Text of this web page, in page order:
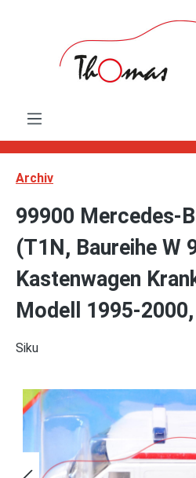
Archiv
99900 Mercedes-
(T1N, Baureihe W
Kastenwagen
Modell 1995-
Siku
Bildergalerie überspringen